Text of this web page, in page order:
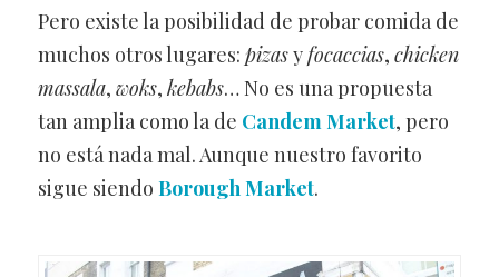
Pero existe la posibilidad de probar comida de
muchos otros lugares: pizasyfocaccias, chicken
massala, woks, kebabs… No es una propuesta
tan amplia como la de Candem Market, pero
no está nada mal. Aunque nuestro favorito
sigue siendo Borough Market.